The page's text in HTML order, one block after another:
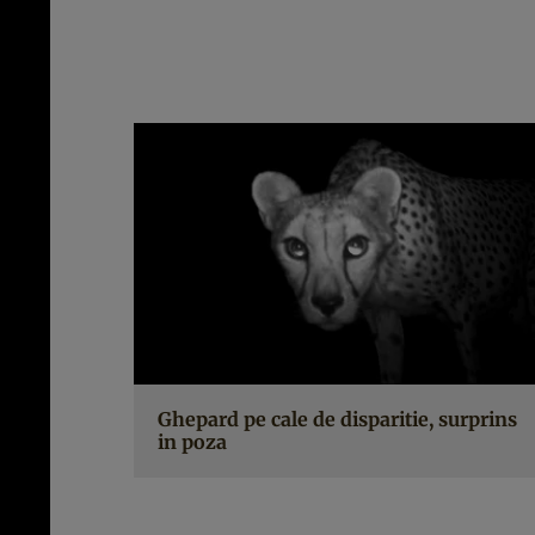
Ghepard pe cale de disparitie, surprins
in poza